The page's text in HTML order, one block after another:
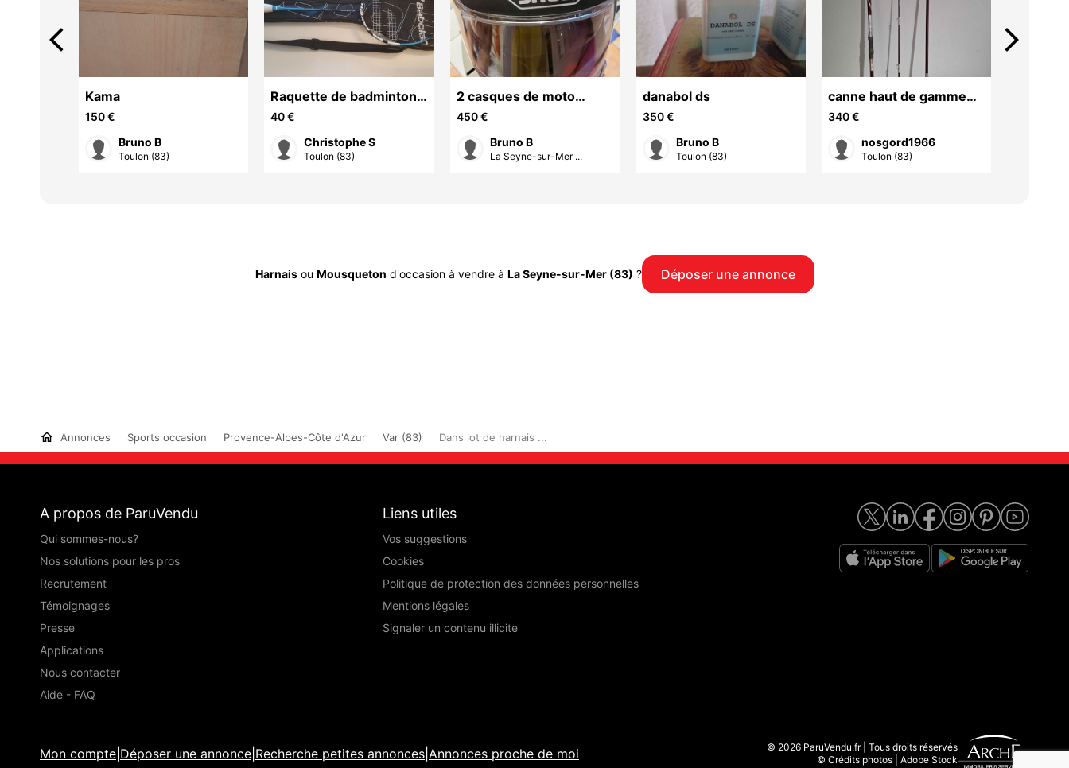
Kama
150 €
Bruno B
Toulon (83)
Raquette de badminton
marque BABOLAT
Satelite Gravity 74
40 €
Christophe S
Toulon (83)
2 casques de moto
SHOEI M et S avec
intercom
450 €
Bruno B
La Seyne-sur-Mer ...
danabol ds
350 €
Bruno B
Toulon (83)
canne haut de gamme
de surf casting Tubertini
340 €
nosgord1966
Toulon (83)
arrow_back_ios arrow_forward_ios
Harnaisou Mousqueton d'occasion à vendre à La Seyne-sur-Mer (83) ? Déposer une annonce
Annonces Sports occasion Provence-Alpes-Côte d'Azur Var (83) Dans lot de harnais ...
A propos de ParuVendu
Qui sommes-nous?
Nos solutions pour les pros
Recrutement
Témoignages
Presse
Applications
Nous contacter
Aide - FAQ
Liens utiles
Vos suggestions
Cookies
Politique de protection des données personnelles
Mentions légales
Signaler un contenu illicite
Mon compte Déposer une annonce Recherche petites annonces Annonces proche de moi
© 2026 ParuVendu.fr | Tous droits réservés
© Crédits photos | Adobe Stock